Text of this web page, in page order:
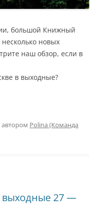
большой Книжный
новых
наш обзор, если в
в выходные?
автором Polina (Команда
выходные 27 —